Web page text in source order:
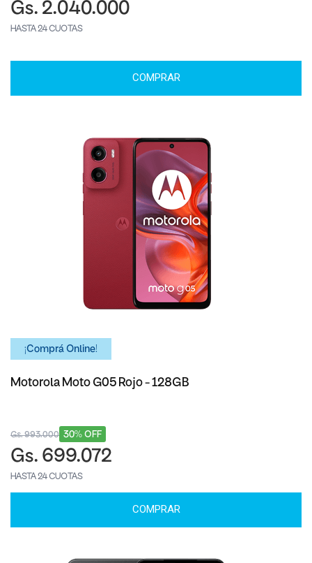
Gs. 2.040.000
HASTA 24 CUOTAS
COMPRAR
¡Comprá Online!
Motorola Moto G05 Rojo - 128GB
30% OFF
Gs. 993.000
Gs. 699.072
HASTA 24 CUOTAS
COMPRAR